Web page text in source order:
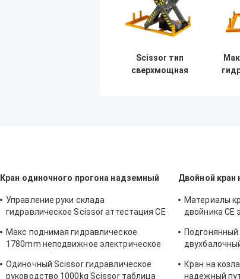
Scissor тип
сверхмощная
Кран одиночного прогона надземный
Управление руки склада
гидравлическое Scissor аттестация CE
Макс поднимая гидравлическое
1780mm неподвижное электрическое
Scissor таблица подъема AC380v
Одиночный Scissor гидравлическое
руководство 1000kg Scissor таблица
Двойной кран
Материалы
двойника CE
Подгонянный
Кран на
надежный